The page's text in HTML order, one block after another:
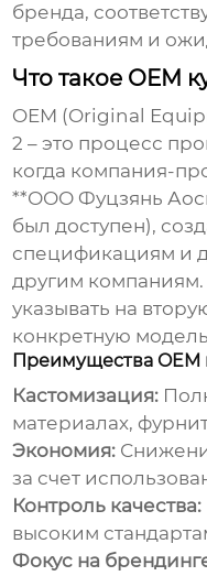
бренда,
требованиям и
Что такое OEM
OEM (Original
2 – это процесс
когда компания-
**ООО Фуцзянь
был доступен),
спецификациям и
другим
указывать на
конкретную
Преимущества OEM
Кастомизация:
материалах,
Экономия:
за счет
Контроль качества:
высоким
Фокус на